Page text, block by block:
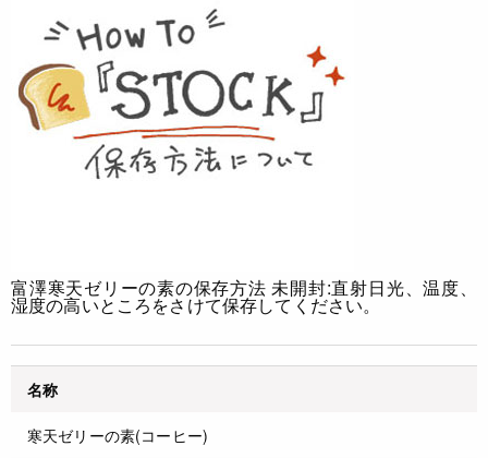
富澤寒天ゼリーの素の保存方法 未開封:直射日光、温度、
湿度の高いところをさけて保存してください。
名称
寒天ゼリーの素(コーヒー)